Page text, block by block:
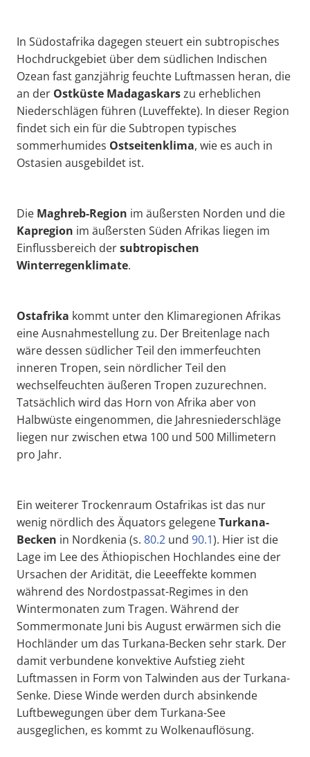
In Südostafrika dagegen steuert ein subtropisches
Hochdruckgebiet über dem südlichen Indischen
Ozean fast ganzjährig feuchte Luftmassen heran, die
an der Ostküste Madagaskarszu erheblichen
Niederschlägen führen (Luveffekte). In dieser Region
findet sich ein für die Subtropen typisches
sommerhumides Ostseitenklima, wie es auch in
Ostasien ausgebildet ist.
Die Maghreb-Region im äußersten Norden und die
Kapregion im äußersten Süden Afrikas liegen im
Einflussbereich dersubtropischen
Winterregenklimate.
Ostafrika kommt unter den Klimaregionen Afrikas
eine Ausnahmestellung zu. Der Breitenlage nach
wäre dessen südlicher Teil den immerfeuchten
inneren Tropen, sein nördlicher Teil den
wechselfeuchten äußeren Tropen zuzurechnen.
Tatsächlich wird das Horn von Afrika aber von
Halbwüste eingenommen, die Jahresniederschläge
liegen nur zwischen etwa 100 und 500 Millimetern
pro Jahr.
Ein weiterer Trockenraum Ostafrikas ist das nur
wenig nördlich des Äquators gelegeneTurkana-
Becken in Nordkenia (s. 80.2 und 90.1). Hier ist die
Lage im Lee des Äthiopischen Hochlandes eine der
Ursachen der Aridität, die Leeeffekte kommen
während des Nordostpassat-Regimes in den
Wintermonaten zum Tragen. Während der
Sommermonate Juni bis August erwärmen sich die
Hochländer um das Turkana-Becken sehr stark. Der
damit verbundene konvektive Aufstieg zieht
Luftmassen in Form von Talwinden aus der Turkana-
Senke. Diese Winde werden durch absinkende
Luftbewegungen über dem Turkana-See
ausgeglichen, es kommt zu Wolkenauflösung.